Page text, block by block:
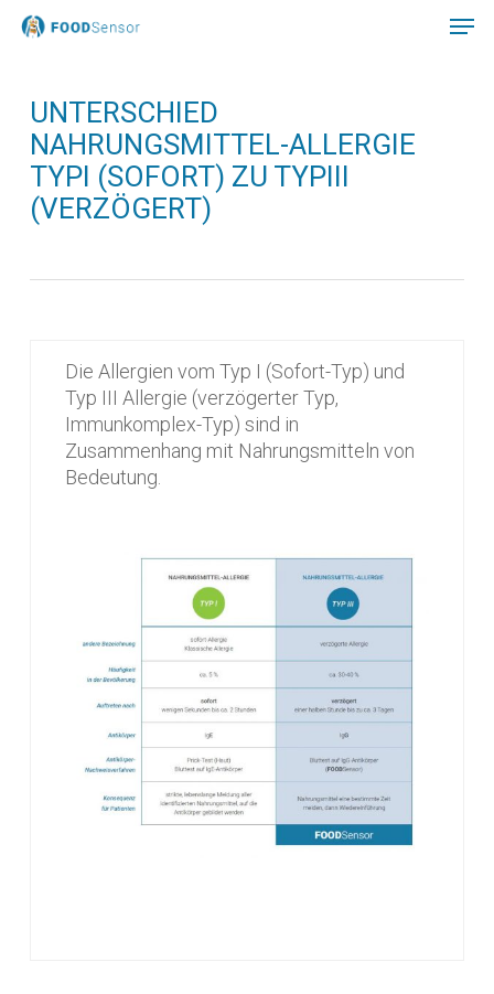
Skip
UNTERSCHIED
NAHRUNGSMITTEL-ALLERGIE
TYPI (SOFORT) ZU TYPIII
(VERZÖGERT)
Die Allergien vom Typ I (Sofort-Typ) und
Typ III Allergie (verzögerter Typ,
Immunkomplex-Typ) sind in
Zusammenhang mit Nahrungsmitteln von
Bedeutung.